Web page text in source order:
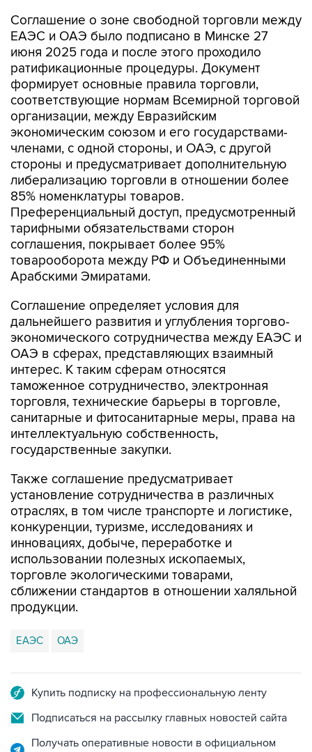
Соглашение о зоне свободной торговли между
ЕАЭС и ОАЭ было подписано в Минске 27
июня 2025 года и после этого проходило
ратификационные процедуры. Документ
формирует основные правила торговли,
соответствующие нормам Всемирной торговой
организации, между Евразийским
экономическим союзом и его государствами-
членами, с одной стороны, и ОАЭ, с другой
стороны и предусматривает дополнительную
либерализацию торговли в отношении более
85% номенклатуры товаров.
Преференциальный доступ, предусмотренный
тарифными обязательствами сторон
соглашения, покрывает более 95%
товарооборота между РФ и Объединенными
Арабскими Эмиратами.
Соглашение определяет условия для
дальнейшего развития и углубления торгово-
экономического сотрудничества между ЕАЭС и
ОАЭ в сферах, представляющих взаимный
интерес. К таким сферам относятся
таможенное сотрудничество, электронная
торговля, технические барьеры в торговле,
санитарные и фитосанитарные меры, права на
интеллектуальную собственность,
государственные закупки.
Также соглашение предусматривает
установление сотрудничества в различных
отраслях, в том числе транспорте и логистике,
конкуренции, туризме, исследованиях и
инновациях, добыче, переработке и
использовании полезных ископаемых,
торговле экологическими товарами,
сближении стандартов в отношении халяльной
продукции.
ЕАЭС ОАЭ
Купить подписку на профессиональную ленту
Подписаться на рассылку главных новостей сайта
Получать оперативные новости в официальном